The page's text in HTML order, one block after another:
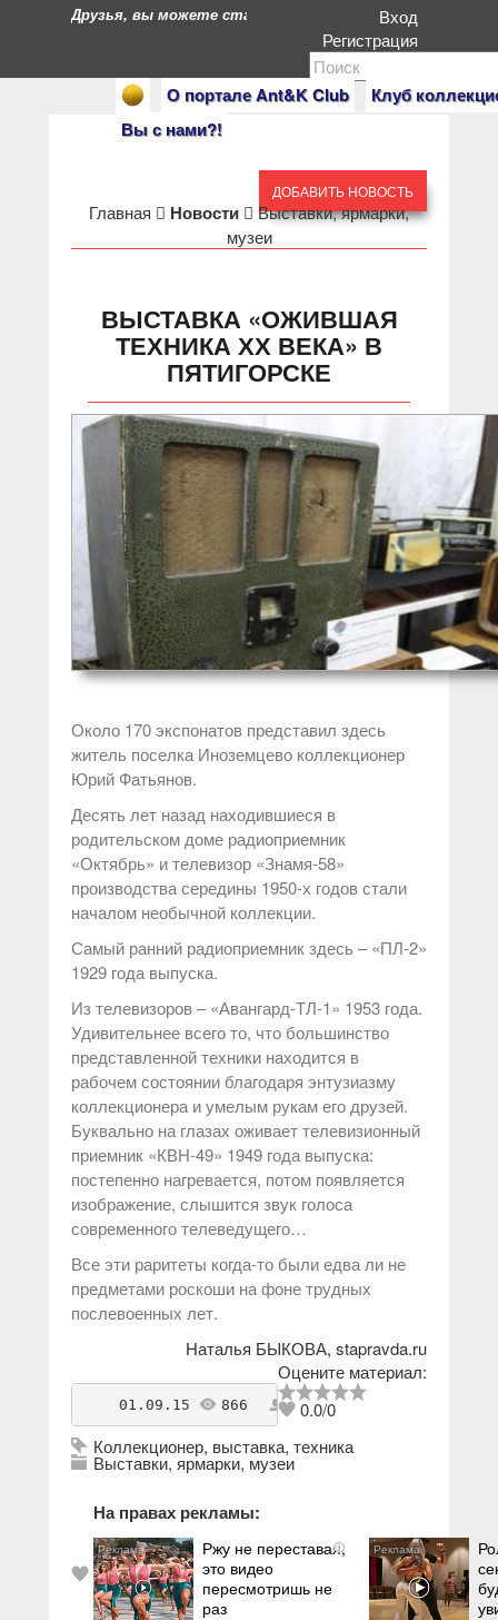
О портале Ant&K Club
Клуб
Вы с нами?!
Друзья, вы можете стать героями нашего портала.
Вход
Регистрация
ДОБАВИТЬ НОВОСТЬ
Главная Новости
Выставки, ярмарки,
музеи
ВЫСТАВКА «ОЖИВШАЯ
ТЕХНИКА ХХ ВЕКА» В
ПЯТИГОРСКЕ
Около 170 экспонатов представил здесь
житель поселка Иноземцево коллекционер
Юрий Фатьянов.
Десять лет назад находившиеся в
родительском доме радиоприемник
«Октябрь» и телевизор «Знамя-58»
производства середины 1950-х годов стали
началом необычной коллекции.
Самый ранний радиоприемник здесь –«ПЛ-2»
1929 года выпуска.
Из телевизоров –«Авангард-ТЛ-1» 1953 года.
Удивительнее всего то, что большинство
представленной техники находится в
рабочем состоянии благодаря энтузиазму
коллекционера и умелым рукам его друзей.
Буквально на глазах оживает телевизионный
приемник «КВН-49» 1949 года выпуска:
постепенно нагревается, потом появляется
изображение, слышится звук голоса
современного телеведущего…
Все эти раритеты когда-то были едва ли не
предметами роскоши на фоне трудных
послевоенных лет.
Наталья БЫКОВА, stapravda.ru
Оцените материал:
0.0/0
    01.09.15
866 antikvarius
Коллекционер, выставка, техника
Выставки, ярмарки, музеи
На правах рекламы:
i
Ржу не переставая,
это видео
пересмотришь не
раз